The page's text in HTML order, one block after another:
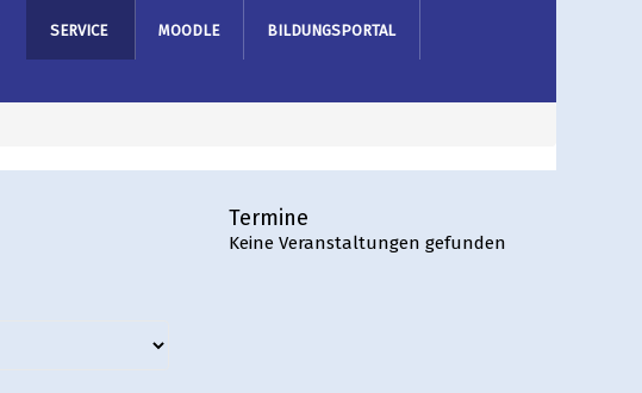
SERVICE MOODLE BILDUNGSPORTAL
Termine
Keine Veranstaltungen gefunden